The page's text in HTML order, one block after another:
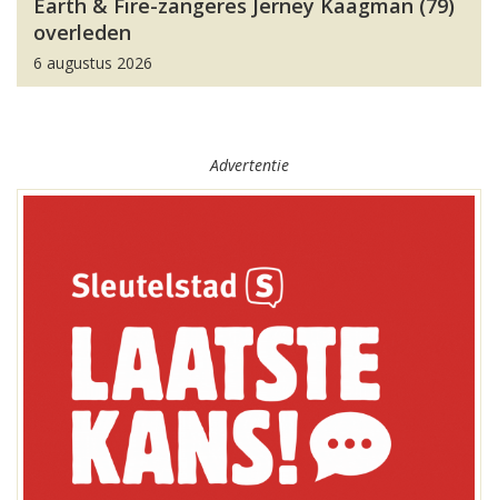
Earth & Fire-zangeres Jerney Kaagman (79)
overleden
6 augustus 2026
Advertentie